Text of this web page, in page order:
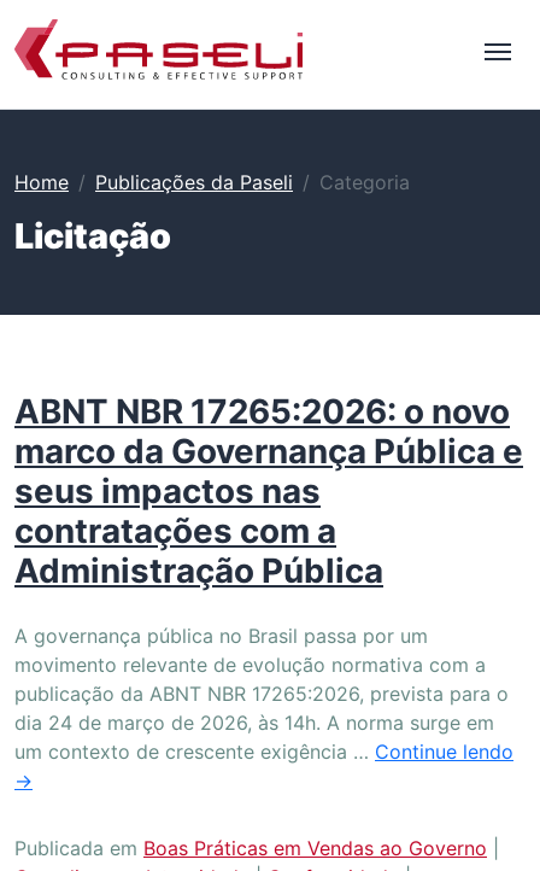
Home Publicações da Paseli Categoria
Licitação
ABNT NBR 17265:2026: o novo
marco da Governança Pública e
seus impactos nas
contratações com a
Administração Pública
A governança pública no Brasil passa por um
movimento relevante de evolução normativa com a
publicação da ABNT NBR 17265:2026, prevista para o
dia 24 de março de 2026, às 14h. A norma surge em
um contexto de crescente exigência … Continue lendo
→
Publicada em Boas Práticas em Vendas ao Governo